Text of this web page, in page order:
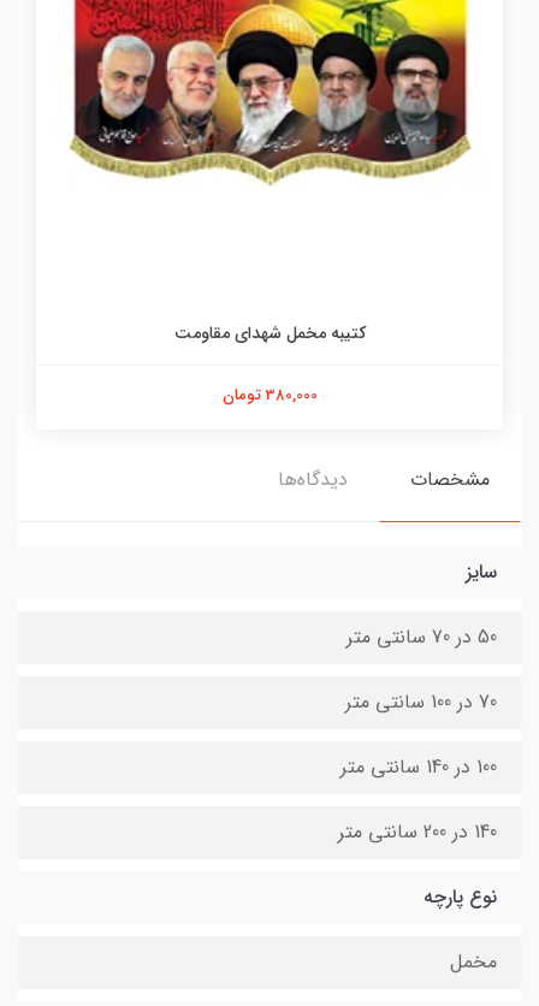
کتیبه مخمل شهدای مقاومت
380,000 تومان
مشخصات دیدگاه‌ها
سایز
50 در 70 سانتی متر
70 در 100 سانتی متر
100 در 140 سانتی متر
140 در 200 سانتی متر
نوع پارچه
مخمل